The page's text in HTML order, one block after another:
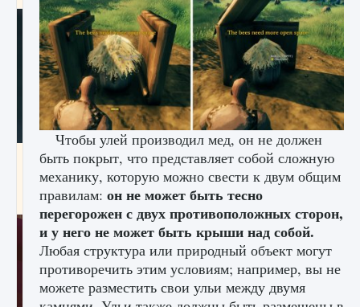
Как проверить статус сервера Delta Force
Hawk Ops
9 августа 2024 1 286 0 0
Чтобы улей производил мед, он не должен
быть покрыт, что представляет собой сложную
механику, которую можно свести к двум общим
правилам: он не может быть тесно
перегорожен с двух противоположных сторон,
и у него не может быть крыши над собой.
Любая структура или природный объект могут
противоречить этим условиям; например, вы не
можете разместить свои ульи между двумя